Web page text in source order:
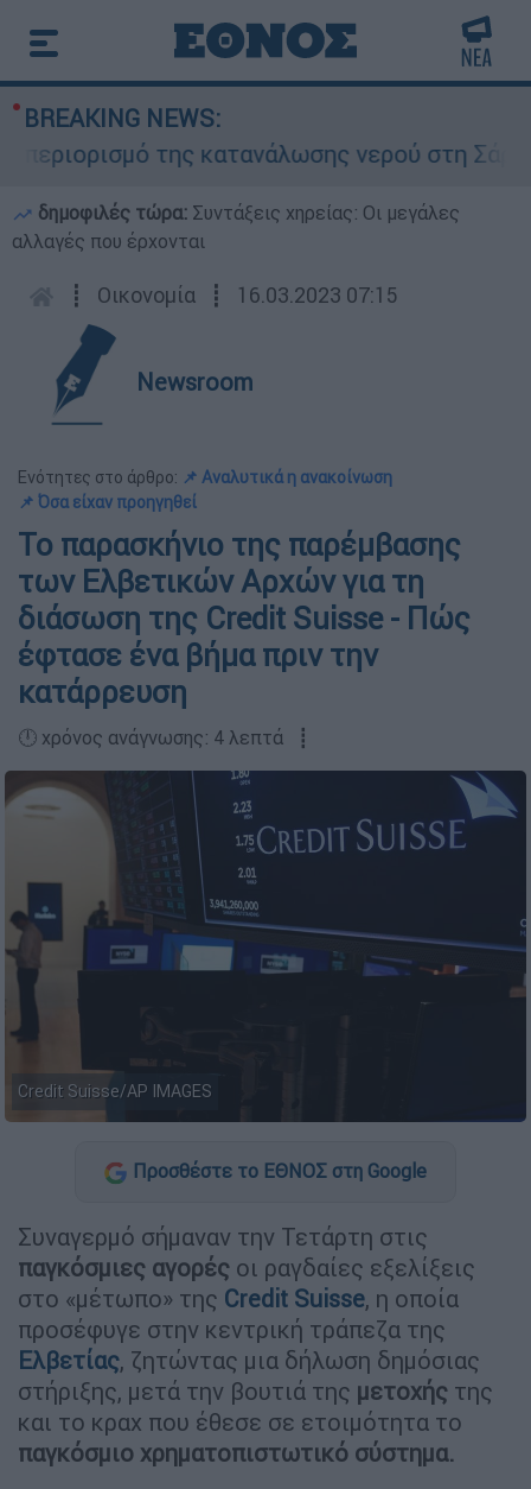
BREAKING NEWS:
της κατανάλωσης νερού στη Σάρτη
δημοφιλές τώρα: Συντάξεις χηρείας: Οι μεγάλες
αλλαγές που έρχονται
┋ Οικονομία ┋ 16.03.2023 07:15
Newsroom
Ενότητες στο άρθρο: 📌 Αναλυτικά η ανακοίνωση
📌 Όσα είχαν προηγηθεί
Το παρασκήνιο της παρέμβασης
των Ελβετικών Αρχών για τη
διάσωση της Credit Suisse - Πώς
έφτασε ένα βήμα πριν την
κατάρρευση
🕛 χρόνος ανάγνωσης: 4 λεπτά ┋
Credit Suisse/AP IMAGES
Προσθέστε το ΕΘΝΟΣ στη Google
Συναγερμό σήμαναν την Τετάρτη στις
παγκόσμιες αγορές οι ραγδαίες εξελίξεις
στο «μέτωπο» της Credit Suisse, η οποία
προσέφυγε στην κεντρική τράπεζα της
Ελβετίας, ζητώντας μια δήλωση δημόσιας
στήριξης, μετά την βουτιά της μετοχής της
και το κραχ που έθεσε σε ετοιμότητα το
παγκόσμιο χρηματοπιστωτικό σύστημα.